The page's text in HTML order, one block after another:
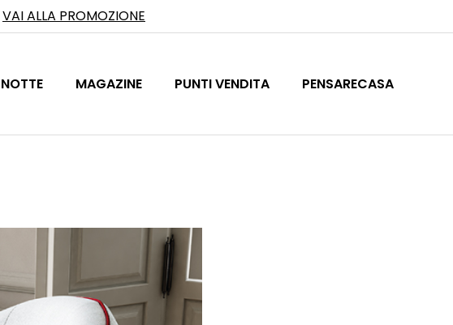
VAI ALLA PROMOZIONE
NOTTE MAGAZINE PUNTI VENDITA PENSARECASA